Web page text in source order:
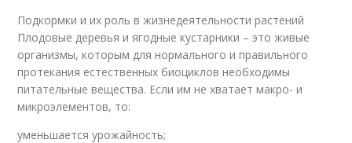
Подкормки и их роль в жизнедеятельности растений
Плодовые деревья и ягодные кустарники – это живые
организмы, которым для нормального и правильного
протекания естественных биоциклов необходимы
питательные вещества. Если им не хватает макро- и
микроэлементов, то:
уменьшается урожайность;